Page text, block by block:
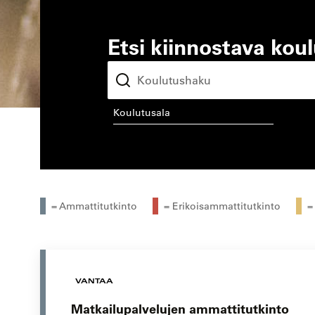
Etsi kiinnostava
koulutusala
= Ammattitutkinto = Erikoisammattitutkinto
VANTAA
Matkailupalvelujen ammattitutkinto